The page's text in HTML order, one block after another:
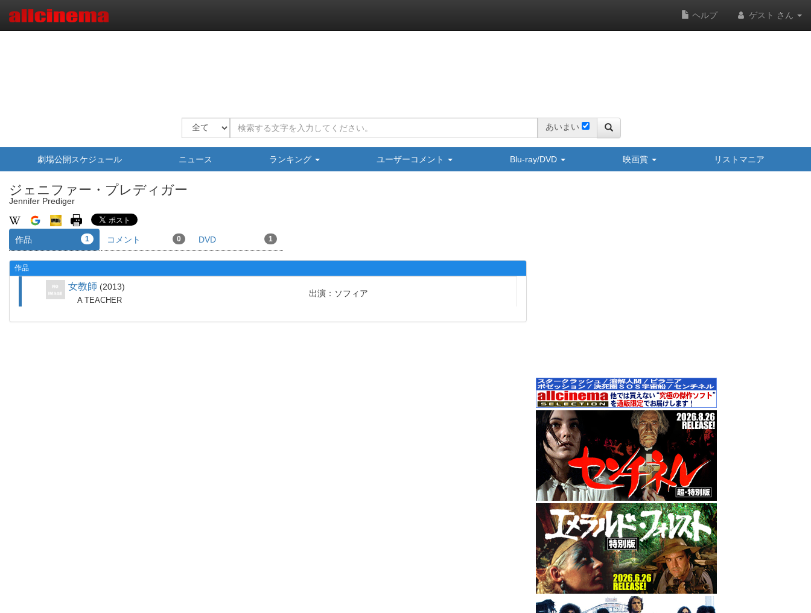
ヘルプ ゲスト さん
あいまい
劇場公開スケジュール ニュース ランキング ユーザーコメント Blu-ray/DVD 映画賞 リストマニア
ジェニファー・プレディガー
Jennifer Prediger
作品 1 コメント 0 DVD 1
作品
女教師 2013
A TEACHER
出演：ソフィア